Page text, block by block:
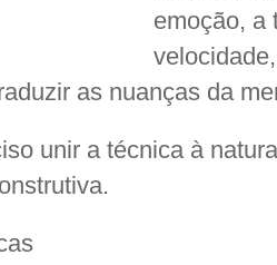
emoção, a
as nuanças da
unir a técnica à